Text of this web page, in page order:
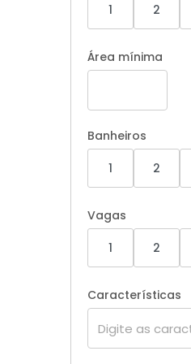
1
2
Área mínima
Banheiros
1
2
Vagas
1
2
Características